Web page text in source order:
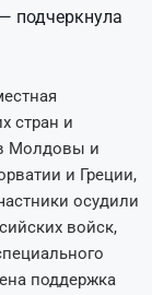
подчеркнула
стран и
Молдовы и
и Греции,
осудили
войск,
поддержка